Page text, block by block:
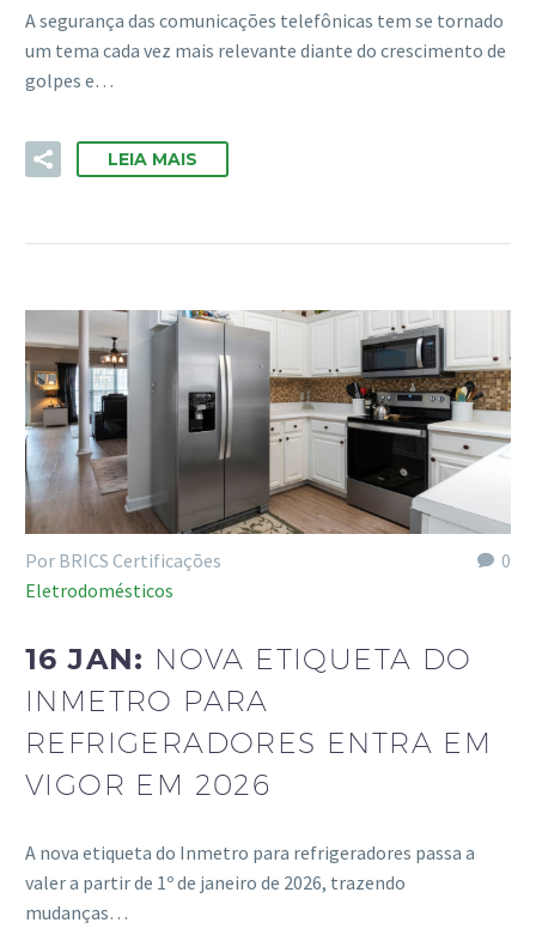
A segurança das comunicações telefônicas tem se tornado
um tema cada vez mais relevante diante do crescimento de
golpes e…
LEIA MAIS
0
Por BRICS Certificações
Eletrodomésticos
16 JAN: NOVA ETIQUETA DO
INMETRO PARA
REFRIGERADORES ENTRA EM
VIGOR EM 2026
A nova etiqueta do Inmetro para refrigeradores passa a
valer a partir de 1º de janeiro de 2026, trazendo
mudanças…